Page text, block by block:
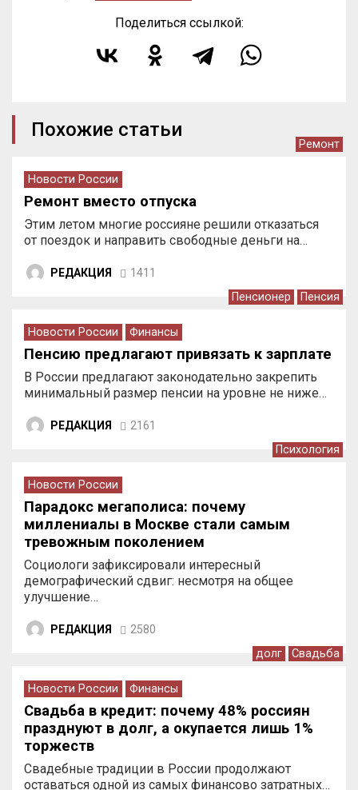
Поделиться ссылкой:
Похожие статьи
Ремонт
Новости России
Ремонт вместо отпуска
Этим летом многие россияне решили отказаться
от поездок и направить свободные деньги на…
РЕДАКЦИЯ 1411
Пенсионер Пенсия
Новости России Финансы
Пенсию предлагают привязать к зарплате
В России предлагают законодательно закрепить
минимальный размер пенсии на уровне не ниже…
РЕДАКЦИЯ 2161
Психология
Новости России
Парадокс мегаполиса: почему
миллениалы в Москве стали самым
тревожным поколением
Социологи зафиксировали интересный
демографический сдвиг: несмотря на общее
улучшение…
РЕДАКЦИЯ 2580
долг Свадьба
Новости России Финансы
Свадьба в кредит: почему 48% россиян
празднуют в долг, а окупается лишь 1%
торжеств
Свадебные традиции в России продолжают
оставаться одной из самых финансово затратных…